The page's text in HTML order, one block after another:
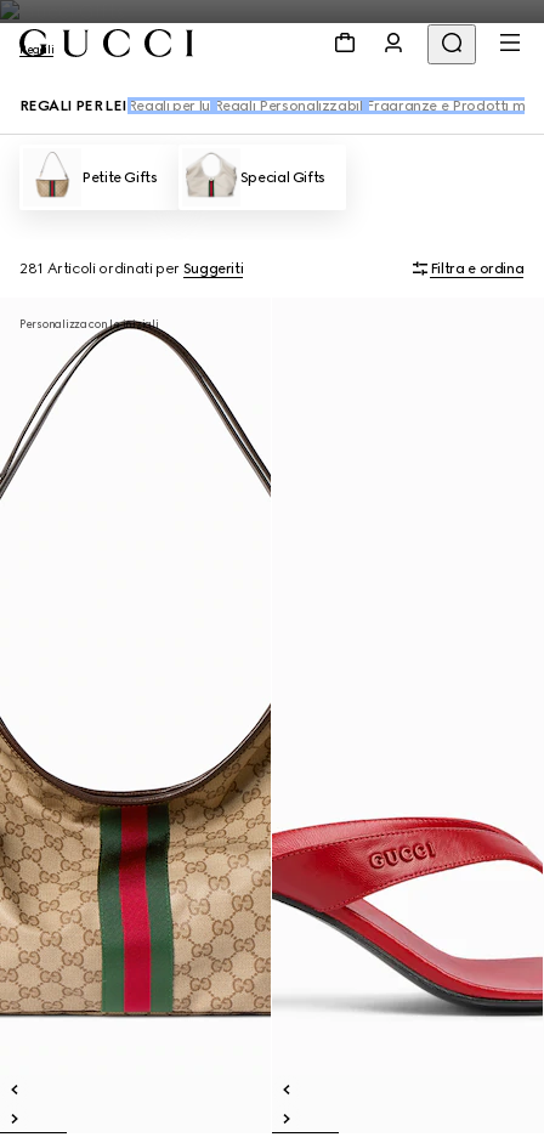
Regali
REGALI PER LEI Regali per lui Regali Personalizzabili Fragranze e Prodotti
Petite Gifts Special Gifts
281 Articoli ordinati per Suggeriti Filtra e ordina
Personalizza con le iniziali